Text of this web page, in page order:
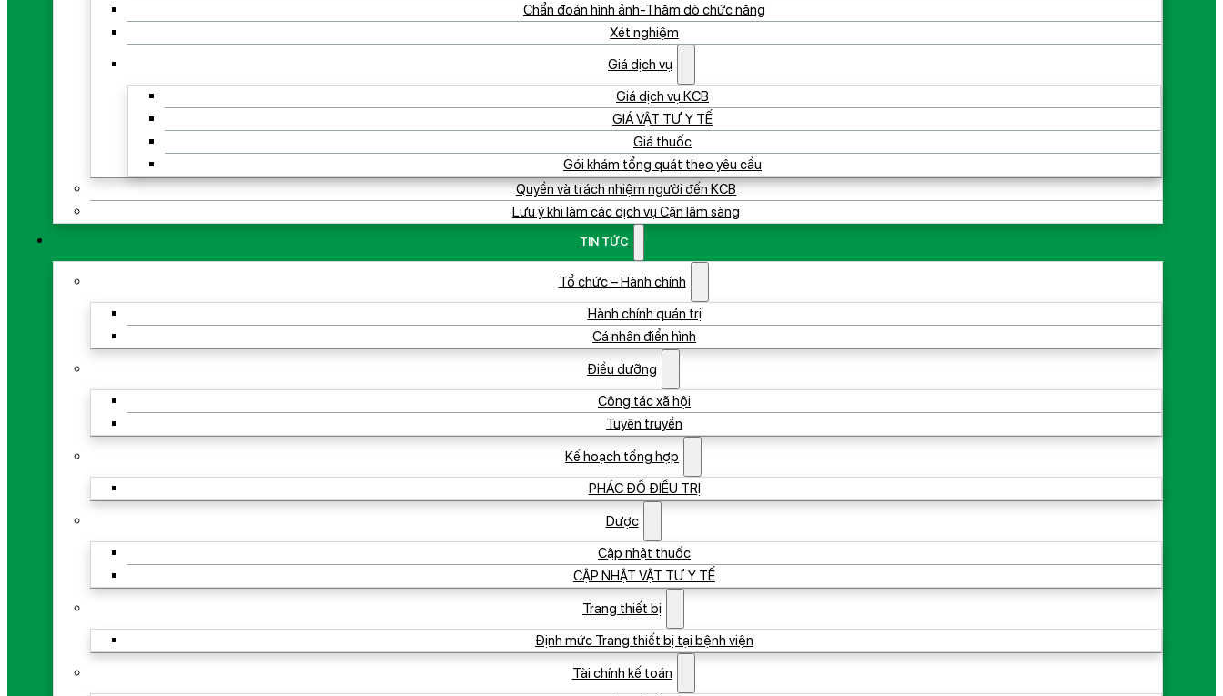
Chẩn đoán hình ảnh-Thăm dò chức năng
Xét nghiệm
Giá dịch vụ
Giá dịch vụ KCB
GIÁ VẬT TƯ Y TẾ
Giá thuốc
Gói khám tổng quát theo yêu cầu
Quyền và trách nhiệm người đến KCB
Lưu ý khi làm các dịch vụ Cận lâm sàng
TIN TỨC
Tổ chức – Hành chính
Hành chính quản trị
Cá nhân điển hình
Điều dưỡng
Công tác xã hội
Tuyên truyền
Kế hoạch tổng hợp
PHÁC ĐỒ ĐIỀU TRỊ
Dược
Cập nhật thuốc
CẬP NHẬT VẬT TƯ Y TẾ
Trang thiết bị
Định mức Trang thiết bị tại bệnh viện
Tài chính kế toán